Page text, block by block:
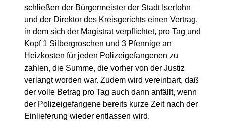
schließen der Bürgermeister der Stadt Iserlohn
und der Direktor des Kreisgerichts einen Vertrag,
in dem sich der Magistrat verpflichtet, pro Tag und
Kopf 1 Silbergroschen und 3 Pfennige an
Heizkosten für jeden Polizeigefangenen zu
zahlen, die Summe, die vorher von der Justiz
verlangt worden war. Zudem wird vereinbart, daß
der volle Betrag pro Tag auch dann anfällt, wenn
der Polizeigefangene bereits kurze Zeit nach der
Einlieferung wieder entlassen wird.